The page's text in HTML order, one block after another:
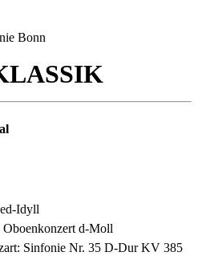
Bonn
Idyll
d-Moll
Sinfonie Nr. 35 D-Dur KV 385